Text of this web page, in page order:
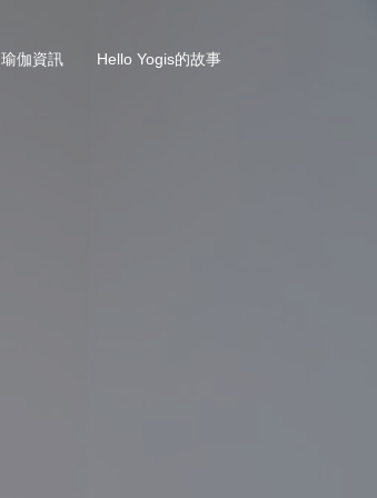
瑜伽資訊 Hello Yogis的故事